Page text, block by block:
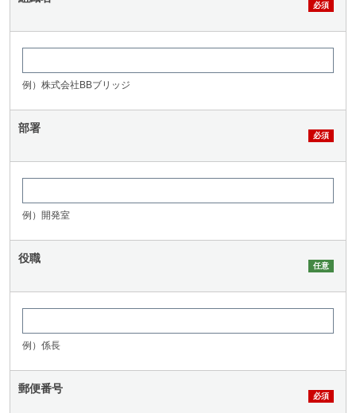
例）株式会社BBブリッジ
部署
例）開発室
役職
例）係長
郵便番号